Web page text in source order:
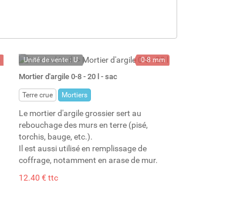
Unité de vente : U
A la demande
0-8 mm
Mortier d'argile 0-8 - 20 l - sac
Terre crue Mortiers
Le mortier d'argile grossier sert au
rebouchage des murs en terre (pisé,
torchis, bauge, etc.).
Il est aussi utilisé en remplissage de
coffrage, notamment en arase de mur.
12.40 € ttc